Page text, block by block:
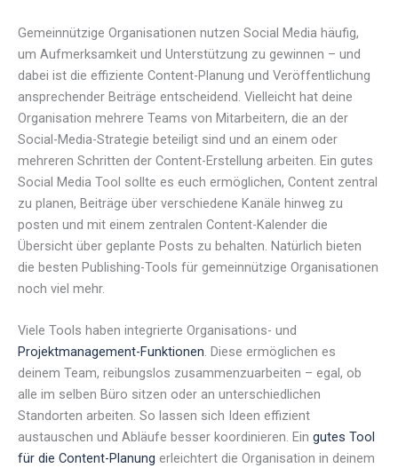
Gemeinnützige Organisationen nutzen Social Media häufig,
um Aufmerksamkeit und Unterstützung zu gewinnen – und
dabei ist die effiziente Content-Planung und Veröffentlichung
ansprechender Beiträge entscheidend. Vielleicht hat deine
Organisation mehrere Teams von Mitarbeitern, die an der
Social-Media-Strategie beteiligt sind und an einem oder
mehreren Schritten der Content-Erstellung arbeiten. Ein gutes
Social Media Tool sollte es euch ermöglichen, Content zentral
zu planen, Beiträge über verschiedene Kanäle hinweg zu
posten und mit einem zentralen Content-Kalender die
Übersicht über geplante Posts zu behalten. Natürlich bieten
die besten Publishing-Tools für gemeinnützige Organisationen
noch viel mehr.
Viele Tools haben integrierte Organisations- und
Projektmanagement-Funktionen. Diese ermöglichen es
deinem Team, reibungslos zusammenzuarbeiten – egal, ob
alle im selben Büro sitzen oder an unterschiedlichen
Standorten arbeiten. So lassen sich Ideen effizient
austauschen und Abläufe besser koordinieren. Ein gutes Tool
für die Content-Planung erleichtert die Organisation in deinem